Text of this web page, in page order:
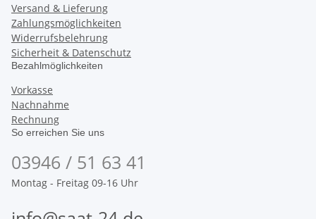
Versand & Lieferung
Zahlungsmöglichkeiten
Widerrufsbelehrung
Sicherheit & Datenschutz
Bezahlmöglichkeiten
Vorkasse
Nachnahme
Rechnung
So erreichen Sie uns
03946 / 51 63 41
Montag - Freitag 09-16 Uhr